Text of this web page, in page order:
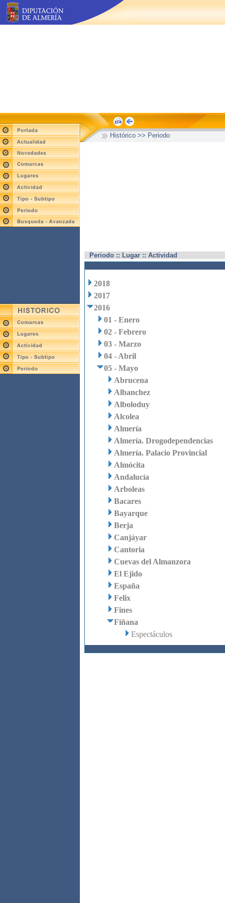
Histórico >> Periodo
Periodo :: Lugar :: Actividad
2018
2017
2016
01 - Enero
02 - Febrero
03 - Marzo
04 - Abril
05 - Mayo
Abrucena
Albanchez
Alboloduy
Alcolea
Almería
Almería. Drogodependencias
Almería. Palacio Provincial
Almócita
Andalucía
Arboleas
Bacares
Bayarque
Berja
Canjáyar
Cantoria
Cuevas del Almanzora
El Ejido
España
Felix
Fines
Fiñana
Espectáculos